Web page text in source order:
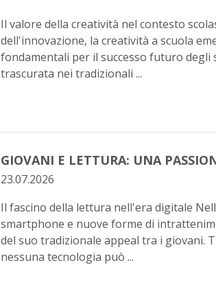
Il valore della creatività nel contesto
dell'innovazione, la creatività a scuola
fondamentali per il successo futuro degli
trascurata nei tradizionali ...
GIOVANI E LETTURA: UNA
23.07.2026
Il fascino della lettura nell'era digitale
smartphone e nuove forme di
del suo tradizionale appeal tra i giovani.
nessuna tecnologia può ...